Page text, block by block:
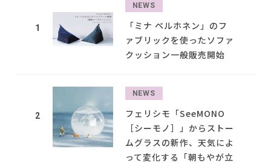
1
NEWS
「ミナ ペルホネン」のフ
ァブリックを使ったソファ
クッション一般販売開始
2
NEWS
フェリシモ「SeeMONO
［シーモノ］」からストー
ムグラスの新作、天気によ
って変化する「朝もやが立